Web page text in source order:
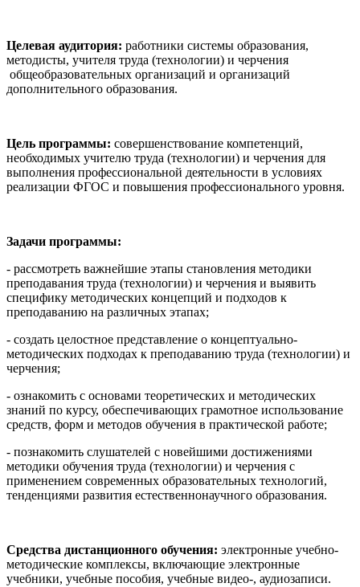
Целевая аудитория: работники системы образования,
методисты, учителя труда (технологии) и черчения
общеобразовательных организаций и организаций
дополнительного образования.
Цель программы: совершенствование компетенций,
необходимых учителю труда (технологии) и черчения для
выполнения профессиональной деятельности в условиях
реализации ФГОС и повышения профессионального уровня.
Задачи программы:
- рассмотреть важнейшие этапы становления методики
преподавания труда (технологии) и черчения и выявить
специфику методических концепций и подходов к
преподаванию на различных этапах;
- создать целостное представление о концептуально-
методических подходах к преподаванию труда (технологии) и
черчения;
- ознакомить с основами теоретических и методических
знаний по курсу, обеспечивающих грамотное использование
средств, форм и методов обучения в практической работе;
- познакомить слушателей с новейшими достижениями
методики обучения труда (технологии) и черчения с
применением современных образовательных технологий,
тенденциями развития естественнонаучного образования.
Средства дистанционного обучения: электронные учебно-
методические комплексы, включающие электронные
учебники, учебные пособия, учебные видео-, аудиозаписи.